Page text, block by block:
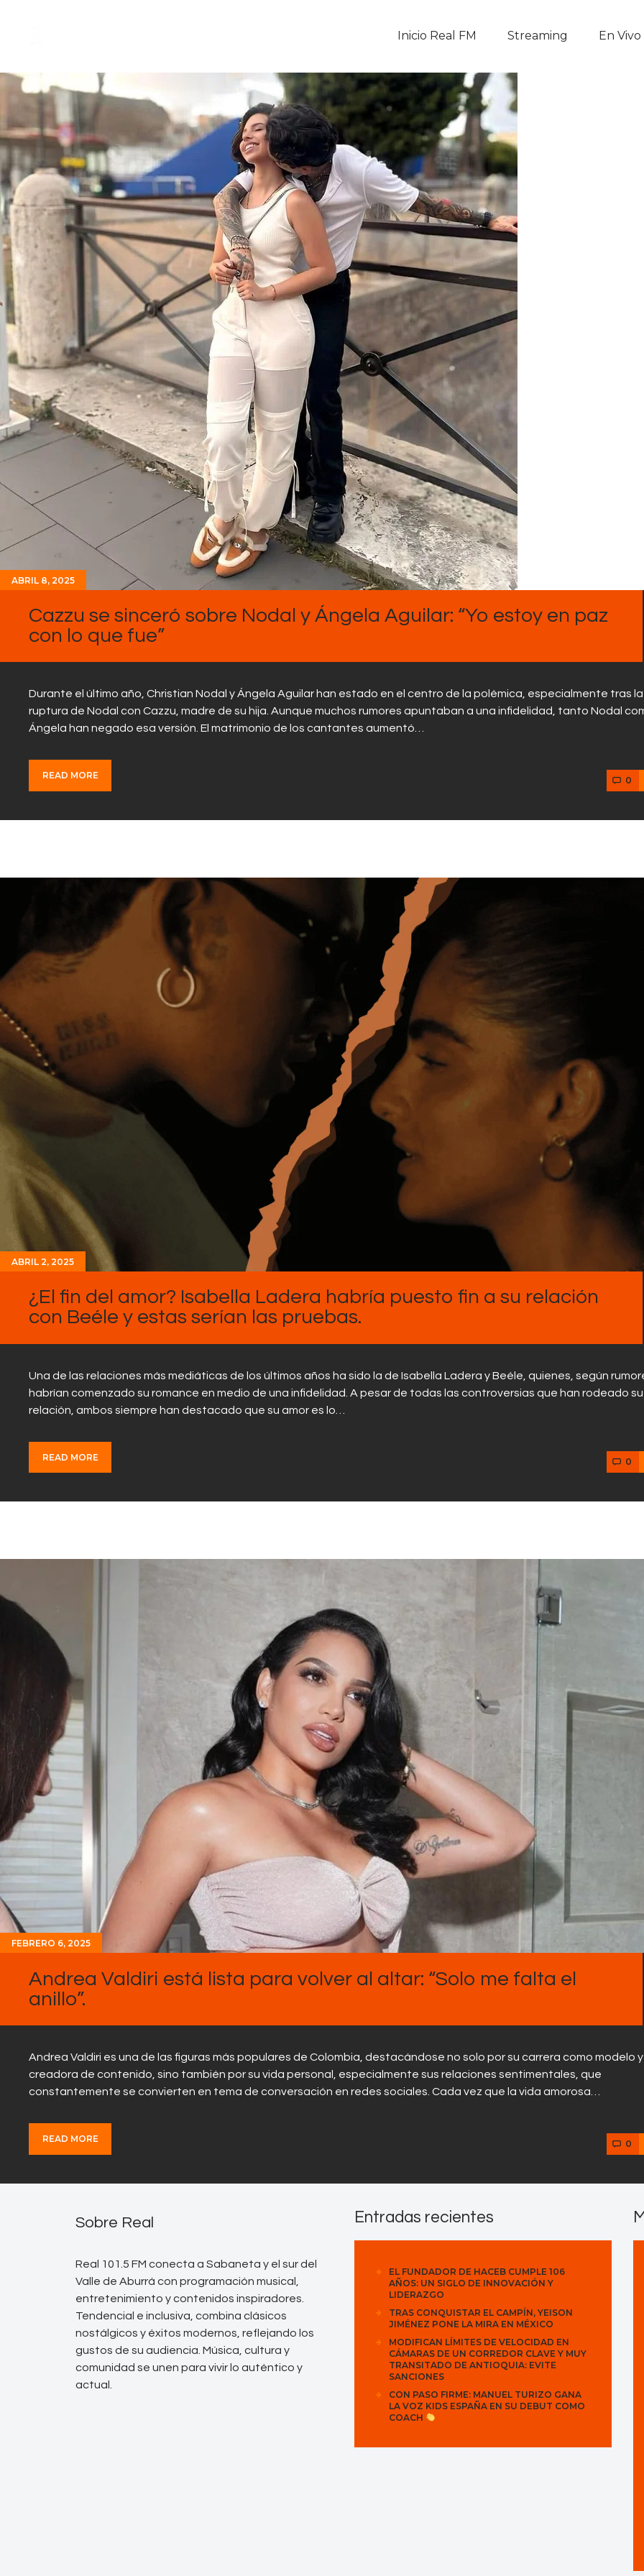
Inicio Real FM Streaming En Vivo
En Vivo
Descarga La APP
Programas
Noticias
Equipo
Sobre Nosotros
Contactos
ABRIL 8, 2025
Cazzu se sinceró sobre Nodal y Ángela Aguilar: “Yo estoy en paz
con lo que fue”
Durante el último año, Christian Nodal y Ángela Aguilar han estado en el centro de la polémica, especialmente tras la
ruptura de Nodal con Cazzu, madre de su hija. Aunque muchos rumores apuntaban a una infidelidad, tanto Nodal
Ángela han negado esa versión. El matrimonio de los cantantes aumentó…
READ MORE 0
ABRIL 2, 2025
¿El fin del amor? Isabella Ladera habría puesto fin a su relación
con Beéle y estas serían las pruebas.
Una de las relaciones más mediáticas de los últimos años ha sido la de Isabella Ladera y Beéle, quienes, según
habrían comenzado su romance en medio de una infidelidad. A pesar de todas las controversias que han rodeado su
relación, ambos siempre han destacado que su amor es lo…
READ MORE 0
FEBRERO 6, 2025
Andrea Valdiri está lista para volver al altar: “Solo me falta el
anillo”.
Andrea Valdiri es una de las figuras más populares de Colombia, destacándose no solo por su carrera como modelo y
creadora de contenido, sino también por su vida personal, especialmente sus relaciones sentimentales, que
constantemente se convierten en tema de conversación en redes sociales. Cada vez que la vida amorosa…
READ MORE 0
Sobre Real
Real 101.5 FM conecta a Sabaneta y el sur del
Valle de Aburrá con programación musical,
entretenimiento y contenidos inspiradores.
Tendencial e inclusiva, combina clásicos
nostálgicos y éxitos modernos, reflejando los
gustos de su audiencia. Música, cultura y
comunidad se unen para vivir lo auténtico y
actual.
Entradas recientes
EL FUNDADOR DE HACEB CUMPLE 106
AÑOS: UN SIGLO DE INNOVACIÓN Y
LIDERAZGO
TRAS CONQUISTAR EL CAMPÍN, YEISON
JIMÉNEZ PONE LA MIRA EN MÉXICO
MODIFICAN LÍMITES DE VELOCIDAD EN
CÁMARAS DE UN CORREDOR CLAVE Y MUY
TRANSITADO DE ANTIOQUIA: EVITE
SANCIONES
CON PASO FIRME: MANUEL TURIZO GANA
LA VOZ KIDS ESPAÑA EN SU DEBUT COMO
COACH